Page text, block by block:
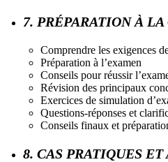
7. PRÉPARATION À
Comprendre les exigences
Préparation à l’examen
Conseils pour réussir
Révision des principaux
Exercices de simulation
Questions-réponses et
Conseils finaux et
8. CAS PRATIQUES